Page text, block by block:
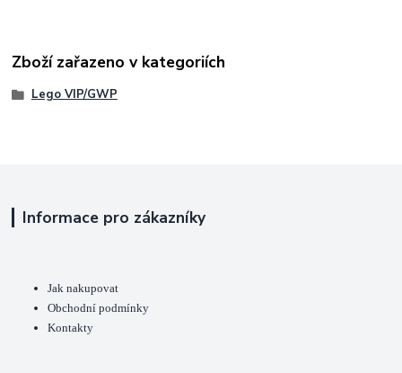
Zboží zařazeno v kategoriích
Lego VIP/GWP
Informace pro zákazníky
Jak nakupovat
Obchodní podmínky
Kontakty